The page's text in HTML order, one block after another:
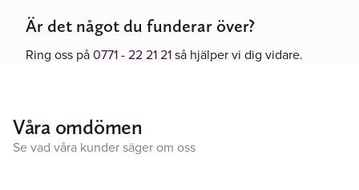
Är det något du funderar över?
Ring oss på0771 - 22 21 21så hjälper vi dig vidare.
Våra omdömen
Se vad våra kunder säger om oss